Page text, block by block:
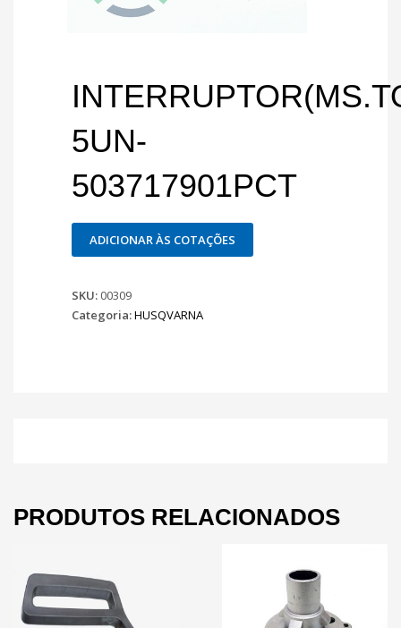
5UN-
503717901PCT
ADICIONAR ÀS COTAÇÕES
SKU: 00309
Categoria:HUSQVARNA
PRODUTOS RELACIONADOS